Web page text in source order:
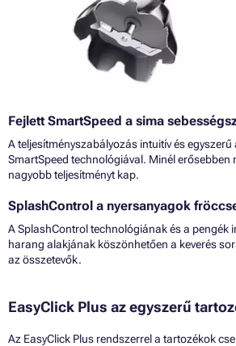
Fejlett SmartSpeed a sima
A teljesítményszabályozás intuitív és egyszerű
SmartSpeed technológiával. Minél erősebben
nagyobb teljesítményt kap.
SplashControl a nyersanyagok
A SplashControl technológiának és a pengék
harang alakjának köszönhetően a keverés
az összetevők.
EasyClick Plus az egyszerű
Az EasyClick Plus rendszerrel a tartozékok